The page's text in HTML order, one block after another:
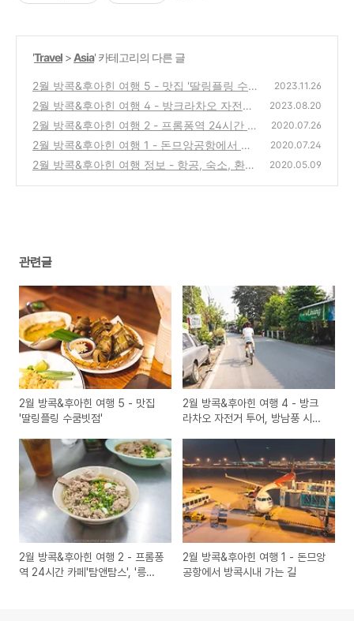
'Travel > Asia' 카테고리의 다른 글
2월 방콕&후아힌 여행 5 - 맛집 '딸링플링 수
쿰빗점'
(4)
2023.11.26
2월 방콕&후아힌 여행 4 - 방크라차오 자전거
투어, 방남풍 시장, 오존카페
(0)
2023.08.20
2월 방콕&후아힌 여행 2 - 프롬퐁역 24시간 카
페'탐앤탐스', '릉루엉 쌀국수'
(2)
2020.07.26
2월 방콕&후아힌 여행 1 - 돈므앙공항에서 방
콕시내 가는 길
(0)
2020.07.24
2월 방콕&후아힌 여행 정보 - 항공, 숙소, 환
2020.05.09
관련글
2월 방콕&후아힌 여행 5 - 맛집
'딸링플링 수쿰빗점'
2월 방콕&후아힌 여행 4 - 방크
라차오 자전거 투어, 방남풍 시장,
2월 방콕&후아힌 여행 2 - 프롬퐁
역 24시간 카페'탐앤탐스', '릉루
2월 방콕&후아힌 여행 1 - 돈므앙
공항에서 방콕시내 가는 길